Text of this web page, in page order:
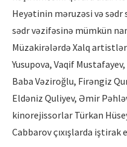
Heyətinin məruzəsi və
sədr vəzifəsinə mümkün
Müzakirələrdə Xalq
Yusupova, Vaqif
Baba Vəziroğlu, Firəngiz
Eldəniz Quliyev, Əmir
kinorejissorlar Türkan
Cabbarov çıxışlarda iştirak